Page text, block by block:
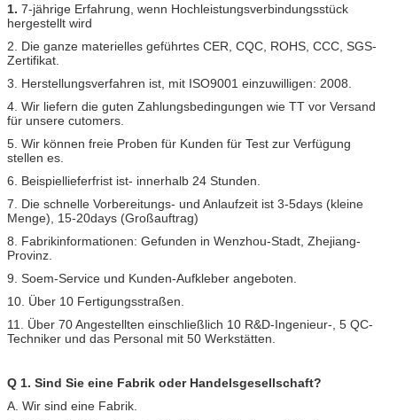
1. 7-jährige Erfahrung, wenn Hochleistungsverbindungsstück
hergestellt wird
2. Die ganze materielles geführtes CER, CQC, ROHS, CCC, SGS-
Zertifikat.
3. Herstellungsverfahren ist, mit ISO9001 einzuwilligen: 2008.
4. Wir liefern die guten Zahlungsbedingungen wie TT vor Versand
für unsere cutomers.
5. Wir können freie Proben für Kunden für Test zur Verfügung
stellen es.
6. Beispiellieferfrist ist- innerhalb 24 Stunden.
7. Die schnelle Vorbereitungs- und Anlaufzeit ist 3-5days (kleine
Menge), 15-20days (Großauftrag)
8. Fabrikinformationen: Gefunden in Wenzhou-Stadt, Zhejiang-
Provinz.
9. Soem-Service und Kunden-Aufkleber angeboten.
10. Über 10 Fertigungsstraßen.
11. Über 70 Angestellten einschließlich 10 R&D-Ingenieur-, 5 QC-
Techniker und das Personal mit 50 Werkstätten.
Q 1. Sind Sie eine Fabrik oder Handelsgesellschaft?
A. Wir sind eine Fabrik.